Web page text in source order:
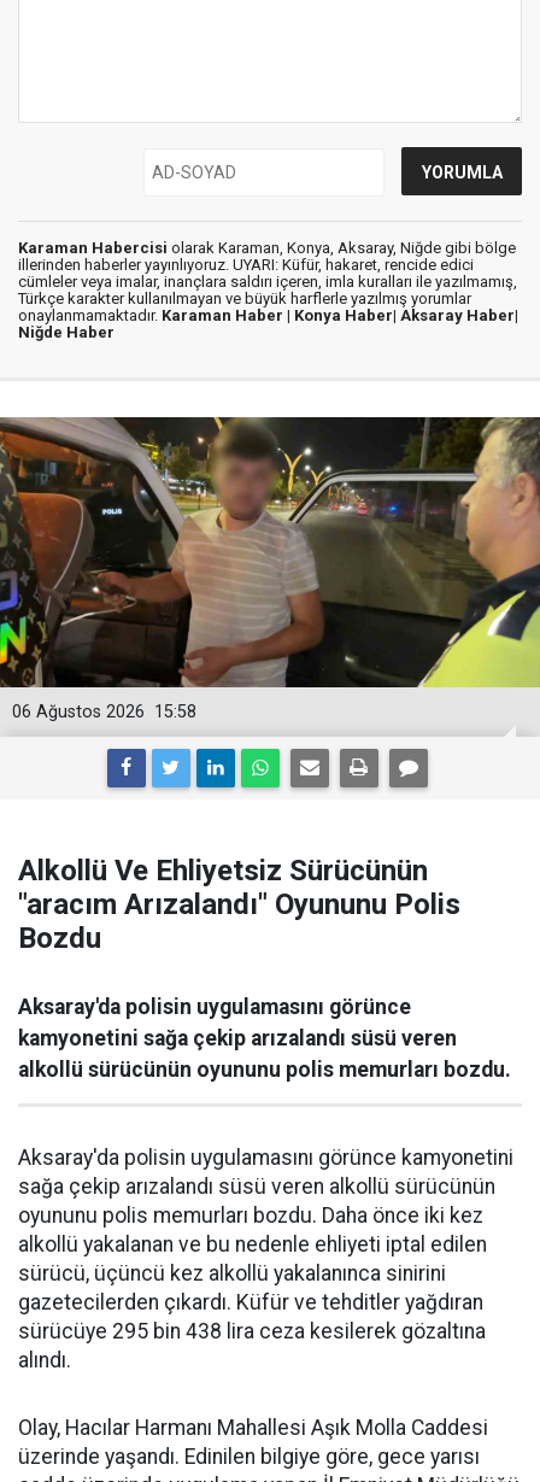
Karaman Habercisi olarak Karaman, Konya, Aksaray, Niğde gibi bölge
illerinden haberler yayınlıyoruz. UYARI: Küfür, hakaret, rencide edici
cümleler veya imalar, inançlara saldırı içeren, imla kuralları ile yazılmamış,
Türkçe karakter kullanılmayan ve büyük harflerle yazılmış yorumlar
onaylanmamaktadır. Karaman Haber | Konya Haber| Aksaray Haber|
Niğde Haber
15:58
06 Ağustos 2026
Alkollü Ve Ehliyetsiz Sürücünün
"aracım Arızalandı" Oyununu Polis
Bozdu
Aksaray'da polisin uygulamasını görünce
kamyonetini sağa çekip arızalandı süsü veren
alkollü sürücünün oyununu polis memurları bozdu.
Aksaray'da polisin uygulamasını görünce kamyonetini
sağa çekip arızalandı süsü veren alkollü sürücünün
oyununu polis memurları bozdu. Daha önce iki kez
alkollü yakalanan ve bu nedenle ehliyeti iptal edilen
sürücü, üçüncü kez alkollü yakalanınca sinirini
gazetecilerden çıkardı. Küfür ve tehditler yağdıran
sürücüye 295 bin 438 lira ceza kesilerek gözaltına
alındı.
Olay, Hacılar Harmanı Mahallesi Aşık Molla Caddesi
üzerinde yaşandı. Edinilen bilgiye göre, gece yarısı